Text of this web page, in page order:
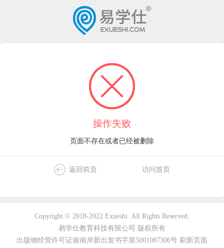
操作失败
页面不存在或者已经被删除
返回前页 访问首页
Copyright © 2018-2022 Exueshi. All Rights Reserved.
易学仕教育科技有限公司 版权所有
出版物经营许可证渝南岸新出发书字第5001087306号 刷新页面